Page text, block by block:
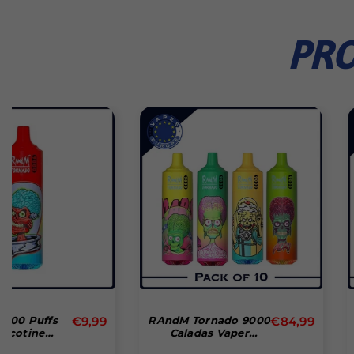
RAndM Tornado 9000Precio
habitual
€84,99
RandM 9000 Puffs